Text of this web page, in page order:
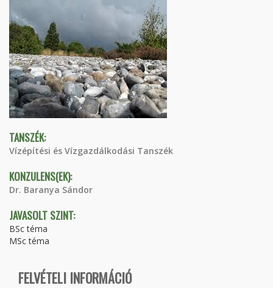
TANSZÉK:
Vízépítési és Vízgazdálkodási Tanszék
KONZULENS(EK):
Dr. Baranya Sándor
JAVASOLT SZINT:
BSc téma
MSc téma
FELVÉTELI INFORMÁCIÓ